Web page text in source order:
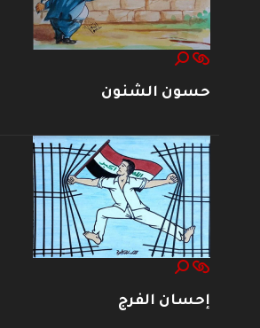
حسون الشنون
إحسان الفرج